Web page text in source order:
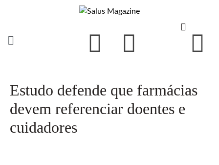
Estudo defende que farmácias
devem referenciar doentes e
cuidadores